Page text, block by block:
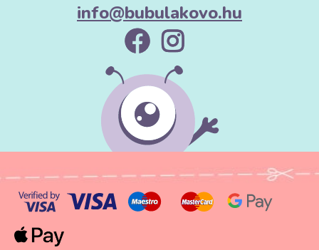
info@bubulakovo.hu